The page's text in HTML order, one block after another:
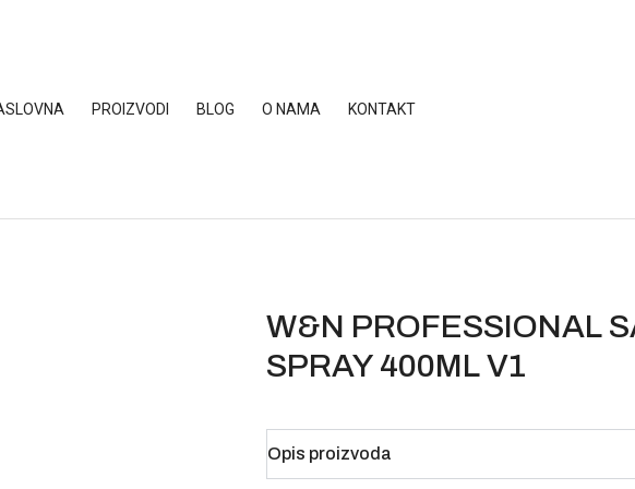
PROIZVODI BLOG O NAMA KONTAKT
W&N PROFESSIONAL
SPRAY 400ML V1
Opis proizvoda